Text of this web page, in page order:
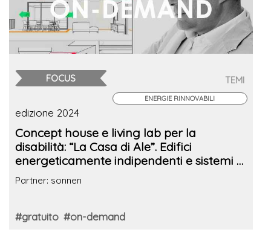
FOCUS TEMI
ENERGIE RINNOVABILI
edizione 2024
Concept house e living lab per la
disabilità: “La Casa di Ale”. Edifici
energeticamente indipendenti e sistemi di
accumulo
Partner: sonnen
#gratuito #on-demand